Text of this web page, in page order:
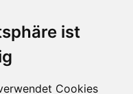
ist
Cookies
über 80 EUR
Rückgabe